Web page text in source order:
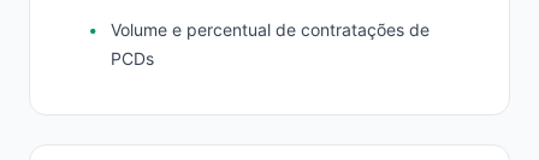
Volume e percentual de contratações de
PCDs